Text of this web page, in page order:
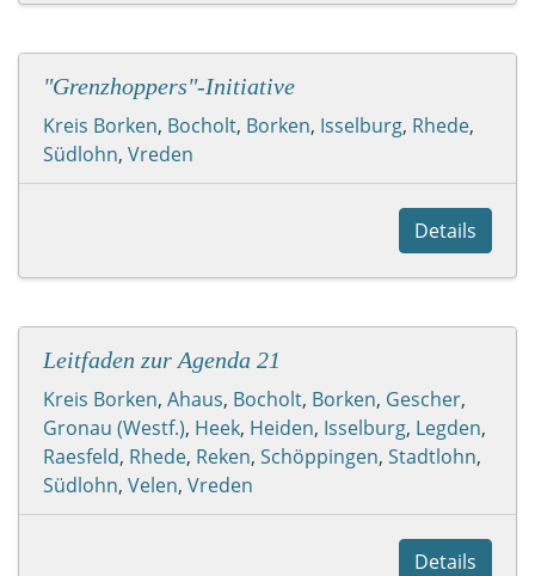
"Grenzhoppers"-Initiative
Kreis Borken, Bocholt, Borken, Isselburg, Rhede,
Südlohn, Vreden
Details
Leitfaden zur Agenda 21
Kreis Borken, Ahaus, Bocholt, Borken, Gescher,
Gronau (Westf.), Heek, Heiden, Isselburg, Legden,
Raesfeld, Rhede, Reken, Schöppingen, Stadtlohn,
Südlohn, Velen, Vreden
Details